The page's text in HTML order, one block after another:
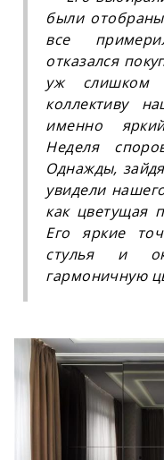
были
все
отказался
уж слишком
коллективу
именно
Неделя
Однажды,
увидели
как цветущая
Его яркие
стулья и
гармоничную